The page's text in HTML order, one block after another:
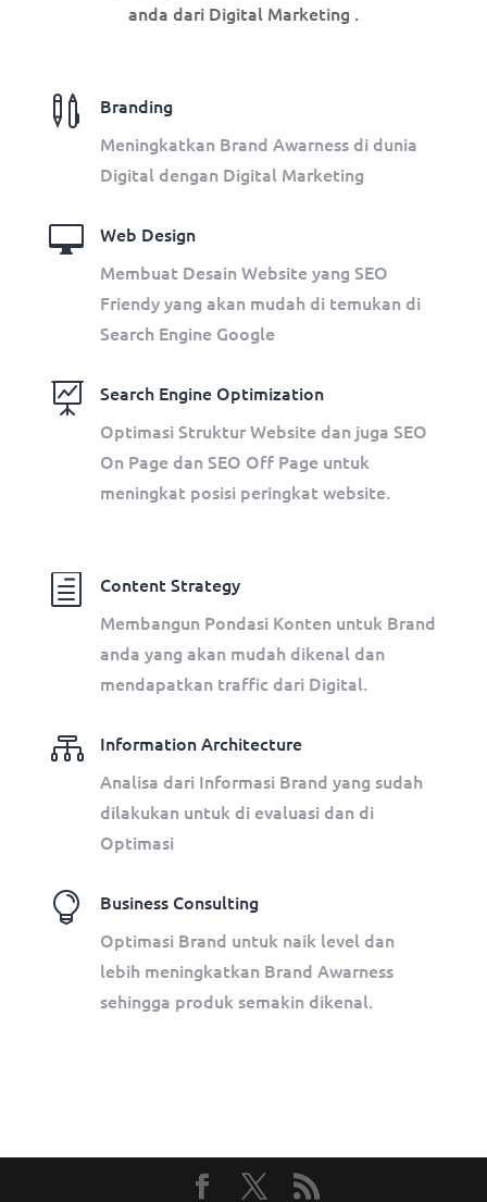
anda dari Digital Marketing .

Branding
Meningkatkan Brand Awarness di dunia
Digital dengan Digital Marketing

Web Design
Membuat Desain Website yang SEO
Friendy yang akan mudah di temukan di
Search Engine Google

Search Engine Optimization
Optimasi Struktur Website dan juga SEO
On Page dan SEO Off Page untuk
meningkat posisi peringkat website.
h
Content Strategy
Membangun Pondasi Konten untuk Brand
anda yang akan mudah dikenal dan
mendapatkan traffic dari Digital.

Information Architecture
Analisa dari Informasi Brand yang sudah
dilakukan untuk di evaluasi dan di
Optimasi

Business Consulting
Optimasi Brand untuk naik level dan
lebih meningkatkan Brand Awarness
sehingga produk semakin dikenal.